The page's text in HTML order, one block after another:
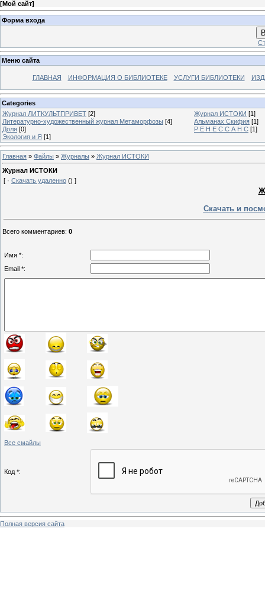
[Мой сайт]
Форма входа
Меню сайта
ГЛАВНАЯ ИНФОРМАЦИЯ О БИБЛИОТЕКЕ УСЛУГИ БИБЛИОТЕКИ
Categories
Журнал ЛИТКУЛЬТПРИВЕТ [2] Журнал ИСТОКИ [1]
Литературно-художественный журнал Mетаморфозы [4] Альманах Скифия [1]
Доля [0] Р Е Н Е С С А Н С [1]
Экология и Я [1]
Главная » Файлы » Журналы » Журнал ИСТОКИ
Журнал ИСТОКИ
[ · Скачать удаленно () ]
Скачать и
Всего комментариев: 0
Имя *:
Email *:
Все смайлы
Код *:
Полная версия сайта